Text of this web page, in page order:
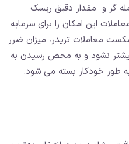
گر و مقدار دقیق ریسک
این امکان را برای سرمایه
معاملات تریدر، میزان ضرر
نشود و به محض رسیدن به
طور خودکار بسته می شود.